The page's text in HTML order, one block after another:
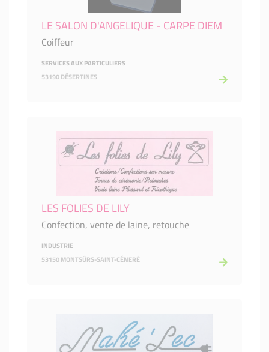
LE SALON D'ANGELIQUE - CARPE DIEM
Coiffeur
SERVICES AUX PARTICULIERS
53190 DÉSERTINES
LES FOLIES DE LILY
Confection, vente de laine, retouche
INDUSTRIE
53150 MONTSÛRS-SAINT-CÉNERÉ